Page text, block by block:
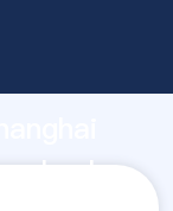
el valor